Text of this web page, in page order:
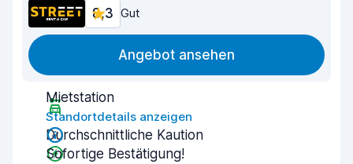
8,3 Gut
Angebot ansehen
Mietstation
Standortdetails anzeigen
Durchschnittliche Kaution
Sofortige Bestätigung!